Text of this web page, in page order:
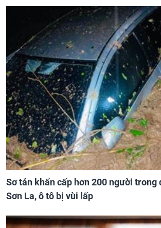
Sơ tán khẩn cấp hơn 200 người trong
Sơn La, ô tô bị vùi lấp